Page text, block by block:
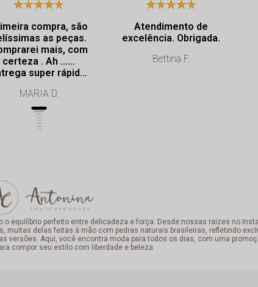
compra, são
as peças.
mais, com
certeza . Ah ……
super rápida.
excelência.
MARIA D.
Atendimento de
excelência. Obrigada.
Bettina F.
equilíbrio perfeito entre delicadeza e força. Desde nossas raízes no
delas feitas à mão com pedras naturais brasileiras, refletindo
Aqui, você encontra moda para todos os dias, com uma
compor seu estilo com liberdade e beleza.